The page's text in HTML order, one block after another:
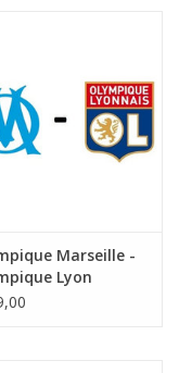
Marseille -
Lyon